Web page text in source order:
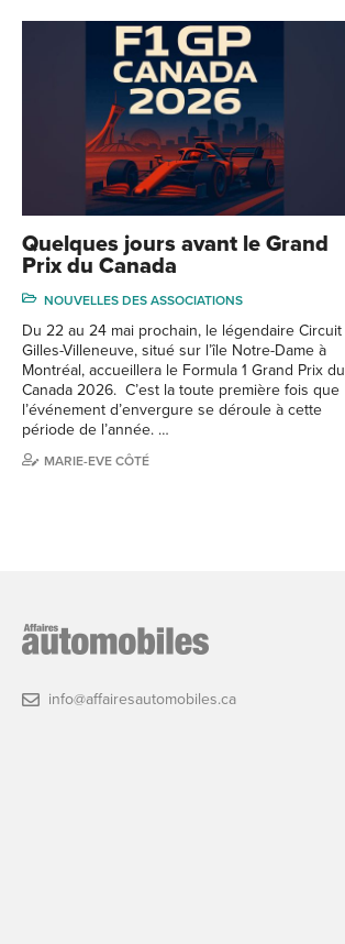
Quelques jours avant le Grand
Prix du Canada
NOUVELLES DES ASSOCIATIONS
Du 22 au 24 mai prochain, le légendaire Circuit
Gilles-Villeneuve, situé sur l’île Notre-Dame à
Montréal, accueillera le Formula 1 Grand Prix du
Canada 2026. C’est la toute première fois que
l’événement d’envergure se déroule à cette
période de l’année. …
MARIE-EVE CÔTÉ
info@affairesautomobiles.ca